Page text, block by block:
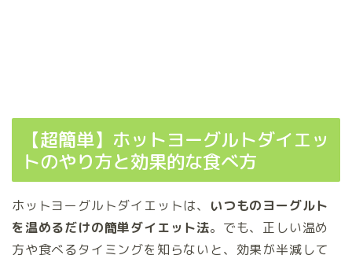
【超簡単】ホットヨーグルトダイエッ
トのやり方と効果的な食べ方
ホットヨーグルトダイエットは、 いつものヨーグルト
を温めるだけの簡単ダイエット法。でも、正しい温め
方や食べるタイミングを知らないと、効果が半減して